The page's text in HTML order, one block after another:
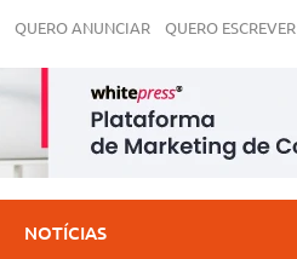
QUERO ANUNCIAR QUERO ESCREVER
NOTÍCIAS